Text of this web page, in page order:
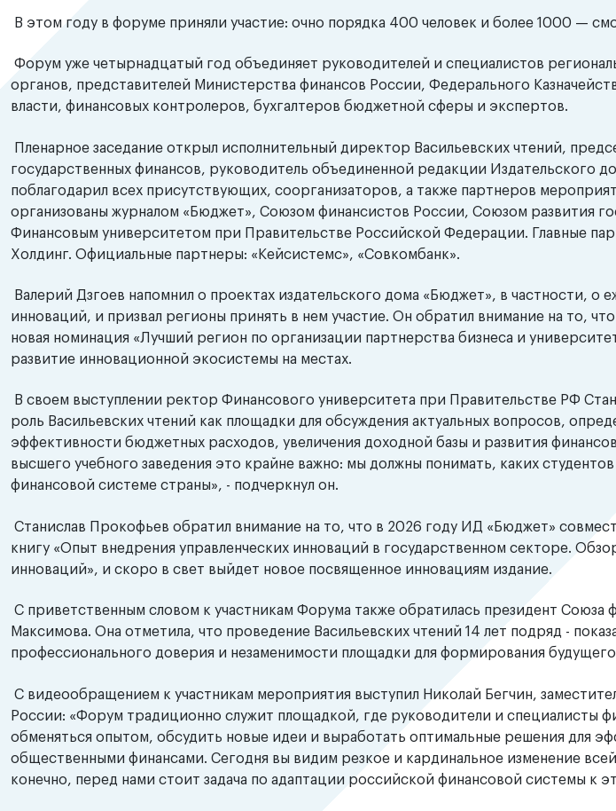
В этом году в форуме приняли участие: очно порядка 400 человек и более 1000 —
Форум уже четырнадцатый год объединяет руководителей и специалистов
органов, представителей Министерства финансов России, Федерального
власти, финансовых контролеров, бухгалтеров бюджетной сферы и экспертов.
Пленарное заседание открыл исполнительный директор Васильевских чтений,
государственных финансов, руководитель объединенной редакции Издательского
поблагодарил всех присутствующих, соорганизаторов, а также партнеров
организованы журналом «Бюджет», Союзом финансистов России, Союзом развития
Финансовым университетом при Правительстве Российской Федерации. Главные
Холдинг. Официальные партнеры: «Кейсистемс», «Совкомбанк».
Валерий Дзгоев напомнил о проектах издательского дома «Бюджет», в частности, о
инноваций, и призвал регионы принять в нем участие. Он обратил внимание на то,
новая номинация «Лучший регион по организации партнерства бизнеса и
развитие инновационной экосистемы на местах.
В своем выступлении ректор Финансового университета при Правительстве РФ
роль Васильевских чтений как площадки для обсуждения актуальных вопросов,
эффективности бюджетных расходов, увеличения доходной базы и развития
высшего учебного заведения это крайне важно: мы должны понимать, каких
финансовой системе страны», - подчеркнул он.
Станислав Прокофьев обратил внимание на то, что в 2026 году ИД «Бюджет»
книгу «Опыт внедрения управленческих инноваций в государственном секторе.
инноваций», и скоро в свет выйдет новое посвященное инновациям издание.
С приветственным словом к участникам Форума также обратилась президент Союза
Максимова. Она отметила, что проведение Васильевских чтений 14 лет подряд -
профессионального доверия и незаменимости площадки для формирования
С видеообращением к участникам мероприятия выступил Николай Бегчин,
России: «Форум традиционно служит площадкой, где руководители и специалисты
обменяться опытом, обсудить новые идеи и выработать оптимальные решения для
общественными финансами. Сегодня вы видим резкое и кардинальное изменение
конечно, перед нами стоит задача по адаптации российской финансовой системы к